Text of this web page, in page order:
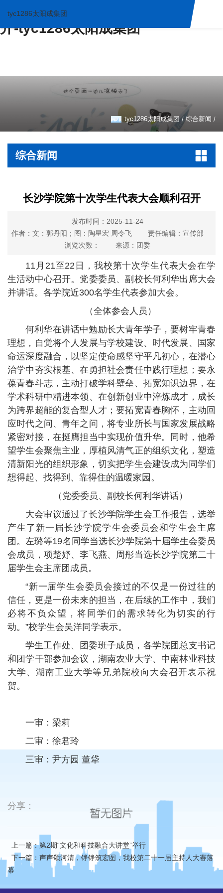
长沙学院第十次学生代表大会顺利召
开-tyc1286太阳成集团
tyc1286太阳成集团
tyc1286太阳成集团 / 综合新闻 /
综合新闻
长沙学院第十次学生代表大会顺利召开
发布时间：2025-11-24
作者：文：郭丹阳；图：陶星宏 周令飞
责任编辑：宣传部
浏览次数：
来源：团委
11月21至22日，我校第十次学生代表大会在学
生活动中心召开。党委委员、副校长何利华出席大会
并讲话。各学院近300名学生代表参加大会。
（全体参会人员）
何利华在讲话中勉励长大青年学子，要树牢青春
理想，自觉将个人发展与学校建设、时代发展、国家
命运深度融合，以坚定使命感坚守平凡初心，在潜心
治学中夯实根基、在勇担社会责任中践行理想；要永
葆青春斗志，主动打破学科壁垒、拓宽知识边界，在
学术科研中精进本领、在创新创业中淬炼成才，成长
为跨界超能的复合型人才；要拓宽青春胸怀，主动回
应时代之问、青年之问，将专业所长与国家发展战略
紧密对接，在挺膺担当中实现价值升华。同时，他希
望学生会聚焦主业，厚植风清气正的组织文化，塑造
清新阳光的组织形象，切实把学生会建设成为同学们
想得起、找得到、靠得住的温暖家园。
（党委委员、副校长何利华讲话）
大会审议通过了长沙学院学生会工作报告，选举
产生了新一届长沙学院学生会委员会和学生会主席
团。左璐等19名同学当选长沙学院第十届学生会委员
会成员，项楚妤、李飞燕、周彤当选长沙学院第二十
届学生会主席团成员。
“新一届学生会委员会接过的不仅是一份过往的
信任，更是一份未来的担当，在后续的工作中，我们
必将不负众望，将同学们的需求转化为切实的行
动。”校学生会吴洋同学表示。
学生工作处、团委班子成员，各学院团总支书记
和团学干部参加会议，湖南农业大学、中南林业科技
大学、湖南工业大学等兄弟院校向大会召开表示祝
贺。
一审：梁莉
二审：徐君玲
三审：尹方园 董牮
分享：
上一篇：第2期“文化和科技融合大讲堂”举行
下一篇：声声颂河清，铮铮筑宏图，我校第二十一届主持人大赛落
幕